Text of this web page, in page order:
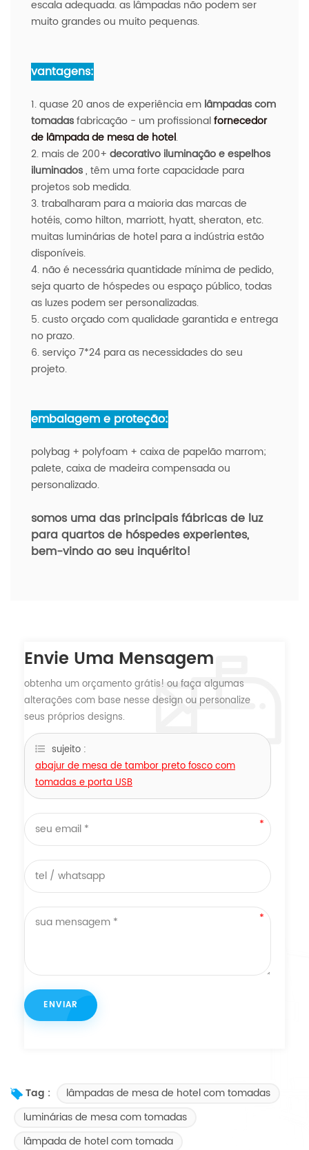
escala adequada. as lâmpadas não podem ser
muito grandes ou muito pequenas.
vantagens:
1. quase 20 anos de experiência em lâmpadas com
tomadasfabricação - um profissionalfornecedor
de lâmpada de mesa de hotel.
2. mais de 200+ decorativo iluminação e espelhos
iluminados, têm uma forte capacidade para
projetos sob medida.
3. trabalharam para a maioria das marcas de
hotéis, como hilton, marriott, hyatt, sheraton, etc.
muitas luminárias de hotel para a indústria estão
disponíveis.
4. não é necessária quantidade mínima de pedido,
seja quarto de hóspedes ou espaço público, todas
as luzes podem ser personalizadas.
5. custo orçado com qualidade garantida e entrega
no prazo.
6. serviço 7*24 para as necessidades do seu
projeto.
embalagem e proteção:
polybag + polyfoam + caixa de papelão marrom;
palete, caixa de madeira compensada ou
personalizado.
somos uma das principais fábricas de luz
para quartos de hóspedes experientes,
bem-vindo ao seu inquérito!
Envie Uma Mensagem
obtenha um orçamento grátis! ou faça algumas
alterações com base nesse design ou personalize
seus próprios designs.
sujeito :
abajur de mesa de tambor preto fosco com
tomadas e porta USB
Tag :
lâmpadas de mesa de hotel com tomadas
luminárias de mesa com tomadas
lâmpada de hotel com tomada